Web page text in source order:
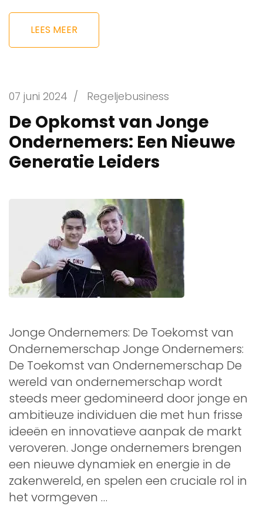
LEES MEER
07 juni 2024 / Regeljebusiness
De Opkomst van Jonge
Ondernemers: Een Nieuwe
Generatie Leiders
Jonge Ondernemers: De Toekomst van
Ondernemerschap Jonge Ondernemers:
De Toekomst van Ondernemerschap De
wereld van ondernemerschap wordt
steeds meer gedomineerd door jonge en
ambitieuze individuen die met hun frisse
ideeën en innovatieve aanpak de markt
veroveren. Jonge ondernemers brengen
een nieuwe dynamiek en energie in de
zakenwereld, en spelen een cruciale rol in
het vormgeven …